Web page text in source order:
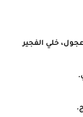
خلي الفجير